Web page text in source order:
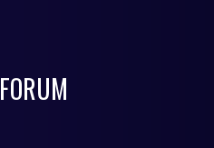
FORUM